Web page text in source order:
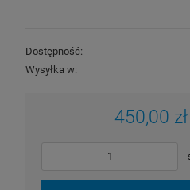
Dostępność:
Wysyłka w:
450,00 zł